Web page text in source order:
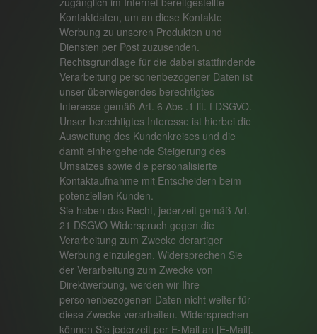
Kontaktdaten, um an diese Kontakte
Werbung zu unseren Produkten und
Diensten per Post zuzusenden.
Rechtsgrundlage für die dabei stattfindende
Verarbeitung personenbezogener Daten ist
unser überwiegendes berechtigtes
Interesse gemäß Art. 6 Abs .1 lit. f DSGVO.
Unser berechtigtes Interesse ist hierbei die
Ausweitung des Kundenkreises und die
damit einhergehende Steigerung des
Umsatzes sowie die personalisierte
Kontaktaufnahme mit Entscheidern beim
potenziellen Kunden.
Sie haben das Recht, jederzeit gemäß Art.
21 DSGVO Widerspruch gegen die
Verarbeitung zum Zwecke derartiger
Werbung einzulegen. Widersprechen Sie
der Verarbeitung zum Zwecke von
Direktwerbung, werden wir Ihre
personenbezogenen Daten nicht weiter für
diese Zwecke verarbeiten. Widersprechen
können Sie jederzeit per E-Mail an [E-Mail].